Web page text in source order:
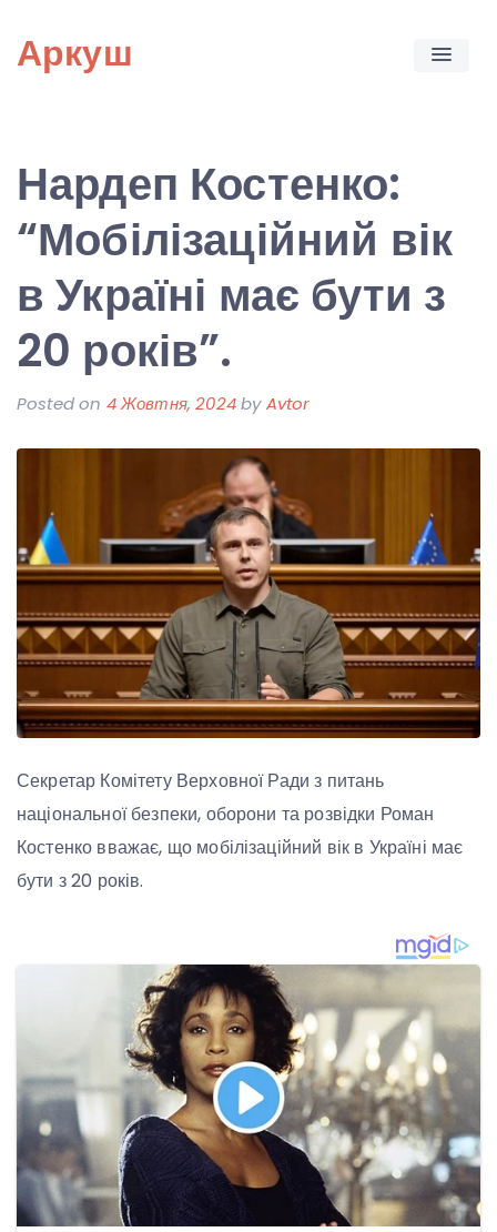
content
Аркуш
Нардеп Костенко:
“Мобілізаційний вік
в Україні має бути з
20 років”.
Posted on 4 Жовтня, 2024byAvtor
Секретар Комітету Верховної Ради з питань
національної безпеки, оборони та розвідки Роман
Костенко вважає, що мобілізаційний вік в Україні має
бути з 20 років.